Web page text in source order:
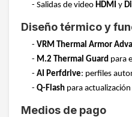
- Salidas de video HDMI y
Diseño térmico y
- VRM Thermal Armor
- M.2 Thermal Guard para
- AI Perfdrive: perfiles
- Q-Flash para actualización
Medios de pago